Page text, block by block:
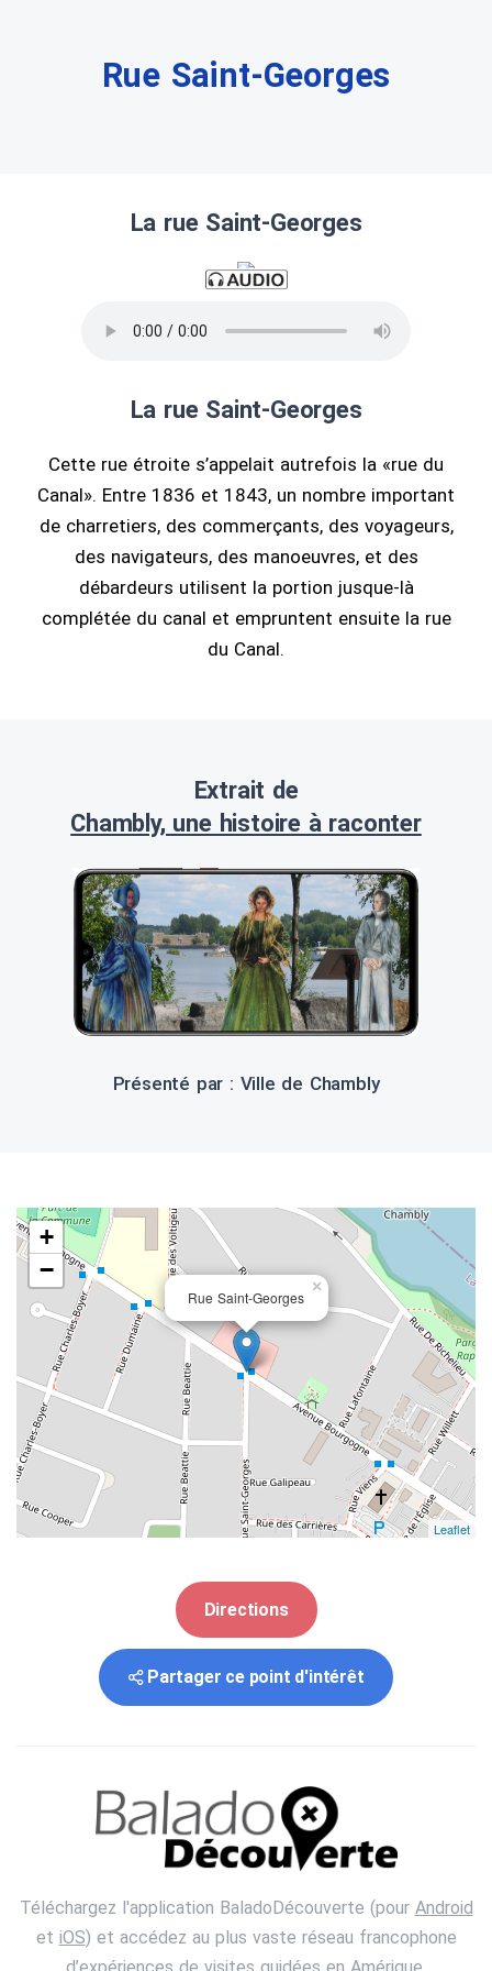
Rue Saint-Georges
La rue Saint-Georges
La rue Saint-Georges
Cette rue étroite s’appelait autrefois la «rue du
Canal». Entre 1836 et 1843, un nombre important
de charretiers, des commerçants, des voyageurs,
des navigateurs, des manoeuvres, et des
débardeurs utilisent la portion jusque-là
complétée du canal et empruntent ensuite la rue
du Canal.
Extrait de
Chambly, une histoire à raconter
Présenté par : Ville de Chambly
Rue Saint-Georges
×
+
−
Leaflet
Directions
Partager ce point d'intérêt
Téléchargez l'application BaladoDécouverte (pour Android
et iOS) et accédez au plus vaste réseau francophone
d’expériences de visites guidées en Amérique.